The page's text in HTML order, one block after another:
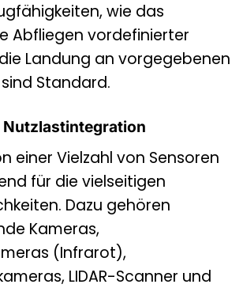
wie das
Abfliegen vordefinierter
Landung an vorgegebenen
Standard.
einer Vielzahl von Sensoren
für die vielseitigen
Dazu gehören
Kameras,
(Infrarot),
LIDAR-Scanner und